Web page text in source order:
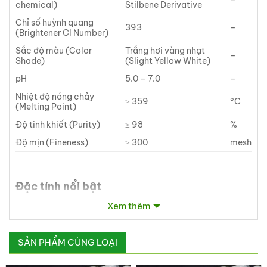
chemical)
Stilbene Derivative
Chỉ số huỳnh quang
(Brightener CI Number)
393 –
Sắc độ màu (Color
Shade)
Trắng hơi vàng nhạt
(Slight Yellow White)
–
pH 5.0 – 7.0
–
Nhiệt độ nóng chảy
(Melting Point)
≥ 359 °C
Độ tinh khiết (Purity) ≥ 98
%
Độ mịn (Fineness)
≥ 300 mesh
Đặc tính nổi bật
Độ sáng và độ phát quang mạnh
sáng trắng, giảm vàng hóa.
Ổn định nhiệt cao, chịu được nhiệt độ trên
Xem thêm
SẢN PHẨM CÙNG LOẠI